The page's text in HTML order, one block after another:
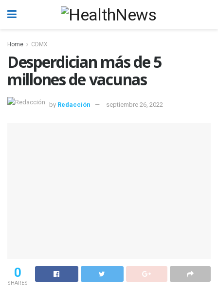
Home CDMX
Desperdician más de 5
millones de vacunas
by Redacción septiembre 26, 2022
0
SHARES